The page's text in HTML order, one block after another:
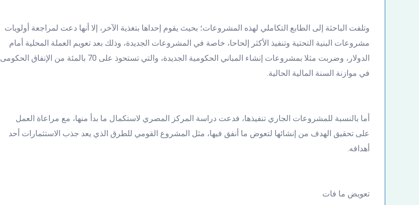
وتلفت الباحثة إلى الطابع التكاملي لهذه المشروعات؛ بحيث يقوم إحداها بتغذية الآخر، إلا أنها دعت لمراجعة أولويات
مشروعات البنية التحتية وتنفيذ الأكثر إلحاحا، خاصة في المشروعات الجديدة، وذلك بعد تعويم العملة المحلية أمام
الدولار، وضربت مثلا بمشروعات إنشاء المباني الحكومية الجديدة، والتي تستحوذ على 70 بالمئة من الإنفاق الحكومى
في موازنة السنة المالية الحالية.
أما بالنسبة للمشروعات الجاري تنفيذها، فدعت دراسة المركز المصري لاستكمال ما بدأ منها، مع مراعاة العمل
على تحقيق الهدف من إنشائها لتعوض ما أنفق فيها، مثل المشروع القومي للطرق الذي يعد جذب الاستثمارات أحد
أهدافه.
تعويض ما فات